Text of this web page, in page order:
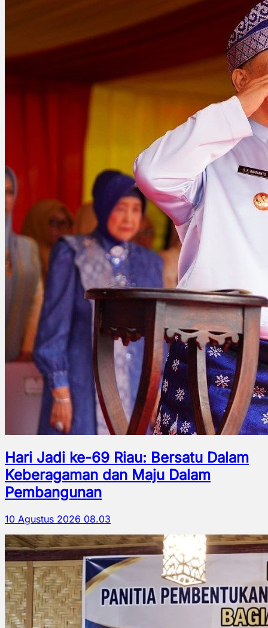
Hari Jadi ke-69 Riau: Bersatu Dalam
Keberagaman dan Maju Dalam
Pembangunan
10 Agustus 2026 08.03